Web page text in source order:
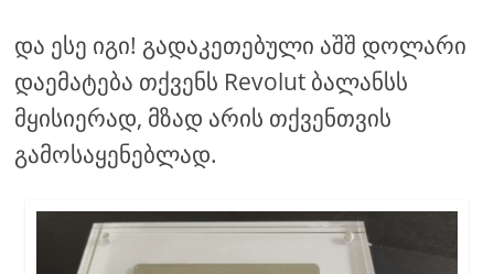
და ესე იგი! გადაკეთებული აშშ დოლარი
დაემატება თქვენს Revolut ბალანსს
მყისიერად, მზად არის თქვენთვის
გამოსაყენებლად.